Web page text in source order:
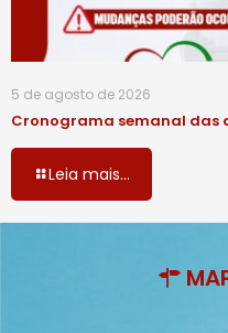
5 de agosto de 2026
Cronograma semanal das
Leia mais...